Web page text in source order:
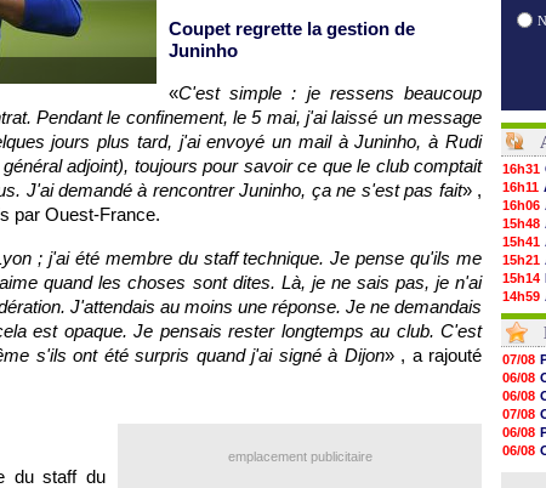
Coupet regrette la gestion de
Juninho
«C'est simple : je ressens beaucoup
Pendant le confinement, le 5 mai, j'ai laissé un message
jours plus tard, j'ai envoyé un mail à Juninho, à Rudi
adjoint), toujours pour savoir ce que le club comptait
J'ai demandé à rencontrer Juninho, ça ne s'est pas fait» ,
par Ouest-France.
; j'ai été membre du staff technique. Je pense qu'ils me
quand les choses sont dites. Là, je ne sais pas, je n'ai
J'attendais au moins une réponse. Je ne demandais
est opaque. Je pensais rester longtemps au club. C'est
s'ils ont été surpris quand j'ai signé à Dijon» , a rajouté
emplacement publicitaire
du staff du
16h31
16h11
16h06
15h48
15h41
15h21
15h14
14h59
14h43
14h14
13h59
13h55
13h48
13h30
12h49
12h22
12h00
07/08
06/08
06/08
07/08
06/08
06/08